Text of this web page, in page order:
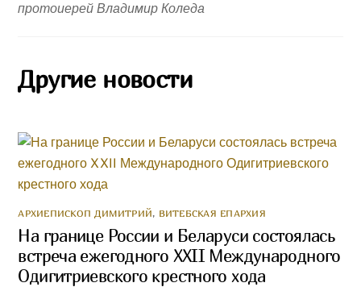
протоиерей Владимир Коледа
Другие новости
АРХИЕПИСКОП ДИМИТРИЙ, ВИТЕБСКАЯ ЕПАРХИЯ
На границе России и Беларуси состоялась
встреча ежегодного XXII Международного
Одигитриевского крестного хода